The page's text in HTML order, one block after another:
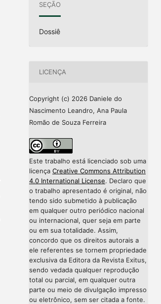
SEÇÃO
Dossiê
LICENÇA
Copyright (c) 2026 Daniele do
Nascimento Leandro, Ana Paula
Romão de Souza Ferreira
Este trabalho está licenciado sob uma
licença Creative Commons Attribution
4.0 International License. Declaro que
o trabalho apresentado é original, não
tendo sido submetido à publicação
em qualquer outro periódico nacional
ou internacional, quer seja em parte
ou em sua totalidade. Assim,
concordo que os direitos autorais a
ele referentes se tornem propriedade
exclusiva da Editora da Revista Exitus,
sendo vedada qualquer reprodução
total ou parcial, em qualquer outra
parte ou meio de divulgação impresso
ou eletrônico, sem ser citada a fonte.